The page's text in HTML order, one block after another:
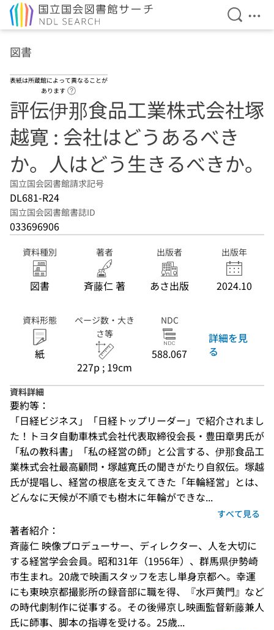
検索を
メ
図書
表紙は所蔵館によって異なることが
あります
評伝伊那食品工業株式会社塚
越寛 : 会社はどうあるべき
か。人はどう生きるべきか。
国立国会図書館請求記号
DL681-R24
国立国会図書館書誌ID
033696906
資料種別
図書
著者
斉藤仁 著
出版者
あさ出版
出版年
2024.10
資料形態
紙
ページ数・大き
さ等
227p ; 19cm
NDC
588.067
詳細を見
る
資料詳細
要約等：
「日経ビジネス」「日経トップリーダー」で紹介されまし
た！トヨタ自動車株式会社代表取締役会長・豊田章男氏が
「私の教科書」「私の経営の師」と公言する、伊那食品工
業株式会社最高顧問・塚越寛氏の聞きがたり自叙伝。塚越
氏が提唱し、経営の根底を支えてきた「年輪経営」とは、
どんなに天候が不順でも樹木に年輪ができな...
すべて見る
著者紹介：
斉藤仁 映像プロデューサー、ディレクター、人を大切に
する経営学会会員。昭和31年（1956年）、群馬県伊勢崎
市生まれ。20歳で映画スタッフを志し単身京都へ。幸運
にも東映京都撮影所の録音部に職を得、『水戸黄門』など
の時代劇制作に従事する。その後帰京し映画監督新藤兼人
氏に師事、脚本の指導を受ける。25歳...